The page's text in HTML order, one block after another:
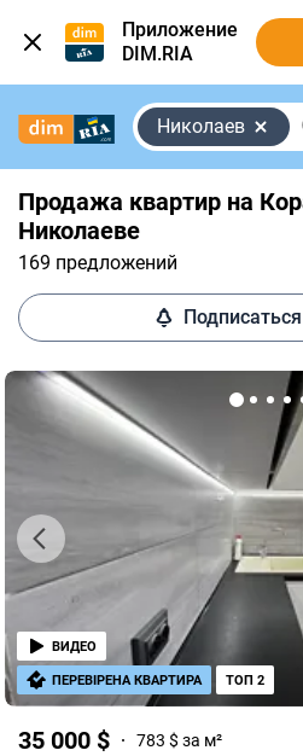
Приложение
DIM.RIA
Николаев
Продажа квартир на
Николаеве
169 предложений
35 000 $ 783 $ за м²
ВИДЕО
ПЕРЕВІРЕНА КВАРТИРА ТОП 2